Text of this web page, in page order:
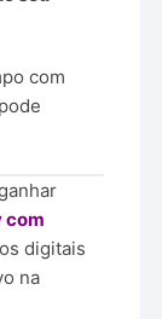
com
com
digitais
na